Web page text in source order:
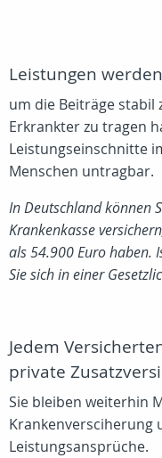
Leistungen
um die Beiträge stabil
Erkrankter zu tragen
Leistungseinschnitte
Menschen untragbar.
In Deutschland können
Krankenkasse
als 54.900 Euro haben.
Sie sich in einer
Jedem
private
Sie bleiben weiterhin
Krankenversciherung
Leistungsansprüche.